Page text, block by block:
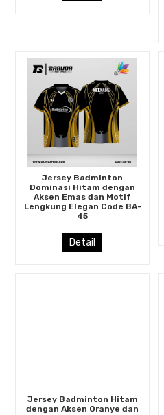
Jersey Badminton
Dominasi Hitam dengan
Aksen Emas dan Motif
Lengkung Elegan Code BA-
45
Detail
Jersey Badminton Hitam
dengan Aksen Oranye dan